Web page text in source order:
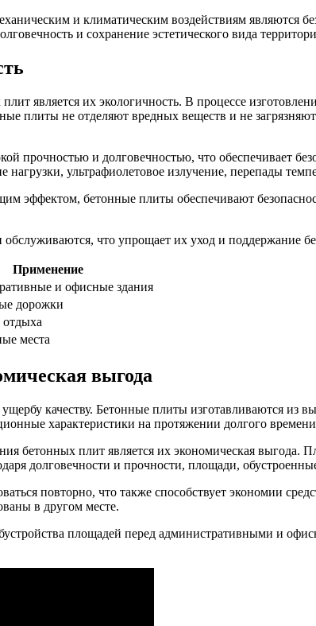
и климатическим воздействиям
и сохранение эстетического вида
является их экологичность. В процессе
плиты не отделяют вредных веществ и не
прочностью и долговечностью, что обеспечивает
нагрузки, ультрафиолетовое излучение, перепады
эффектом, бетонные плиты обеспечивают
что упрощает их уход и поддержание
Применение
и офисные здания
дорожки
места
выгода
качеству. Бетонные плиты изготавливаются из
характеристики на протяжении долгого
бетонных плит является их экономическая выгода.
долговечности и прочности, площади,
повторно, что также способствует экономии
в другом месте.
площадей перед административными и